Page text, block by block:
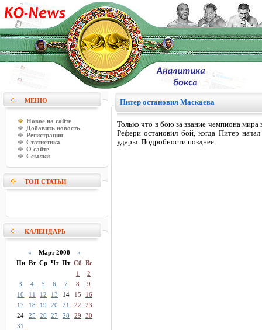
МЕНЮ
Новое на сайте
Добавить новость
Регистрация
Статистика
О сайте
Ссылки
ТОП СТАТЬИ
КАЛЕНДАРЬ
« Март 2008 »
Пн Вт Ср Чт Пт Сб Вс
1
2
3
4 5 6 7 8
9
10
11 12 13 14 15
16
17
18 19 20 21 22
23
24
25 26 27 28 29
30
31
Питер остановил Маскаева
Только что в бою за звание чемпиона
Рефери остановил бой, когда Питер
удары. Подробности позднее.